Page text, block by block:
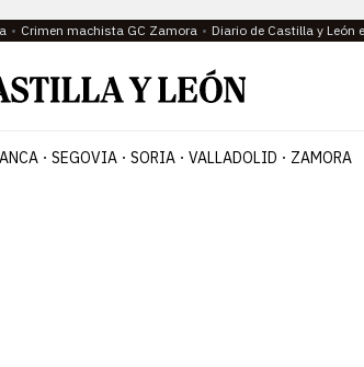
Crimen machista GC Zamora Diario de Castilla y León
SEGOVIA SORIA VALLADOLID ZAMORA